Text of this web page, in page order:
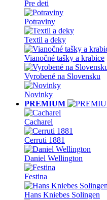
Pre deti
Potraviny
Textil a deky
Vianočné tašky a krabice
Vyrobené na Slovensku
Novinky
PREMIUM
Cacharel
Cerruti 1881
Daniel Wellington
Festina
Hans Kniebes Solingen